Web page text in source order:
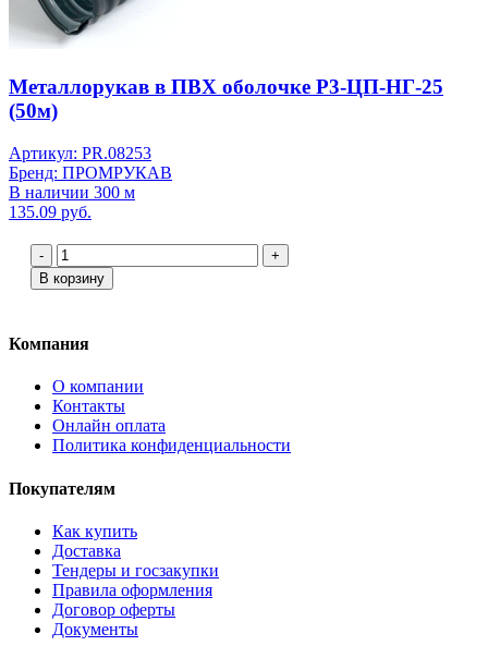
Металлорукав в ПВХ оболочке Р3-ЦП-НГ-25
(50м)
Артикул: PR.08253
Бренд: ПРОМРУКАВ
В наличии 300 м
135.09 руб.
-
+
В корзину
Компания
О компании
Контакты
Онлайн оплата
Политика конфиденциальности
Покупателям
Как купить
Доставка
Тендеры и госзакупки
Правила оформления
Договор оферты
Документы